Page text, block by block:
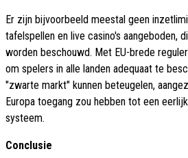
Er zijn bijvoorbeeld meestal geen
tafelspellen en live casino's aangeboden,
worden beschouwd. Met EU-brede
om spelers in alle landen adequaat te
"zwarte markt" kunnen beteugelen,
Europa toegang zou hebben tot een
systeem.
Conclusie